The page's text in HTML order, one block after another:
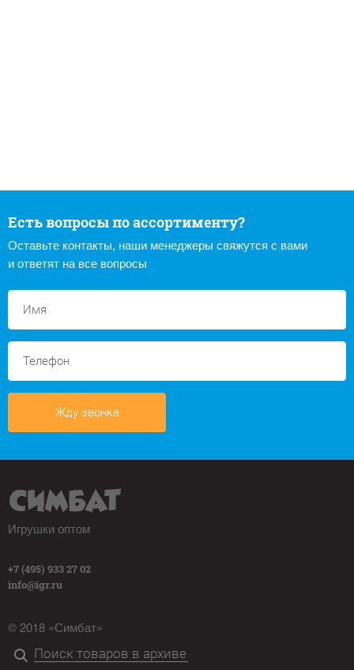
Есть вопросы по ассортименту?
Оставьте контакты, наши менеджеры свяжутся с вами
и ответят на все вопросы
Жду звонка
Игрушки оптом
+7 (495) 933 27 02
info@igr.ru
© 2018 «Симбат»